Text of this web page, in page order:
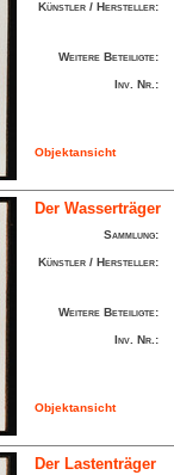
Künstler / Hersteller:
Weitere Beteiligte:
Inv. Nr.:
Objektansicht
Der Wasserträger
Sammlung:
Künstler / Hersteller:
Weitere Beteiligte:
Inv. Nr.:
Objektansicht
Der Lastenträger